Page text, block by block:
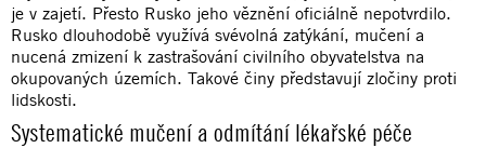
je v zajetí. Přesto Rusko jeho věznění oficiálně nepotvrdilo.
Rusko dlouhodobě využívá svévolná zatýkání, mučení a
nucená zmizení k zastrašování civilního obyvatelstva na
okupovaných územích. Takové činy představují zločiny proti
lidskosti.
Systematické mučení a odmítání lékařské péče